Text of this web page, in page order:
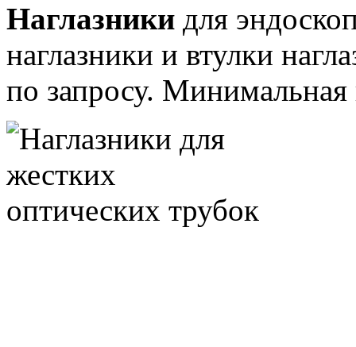
Наглазники для
наглазники и втулки
по запросу. Минимальная